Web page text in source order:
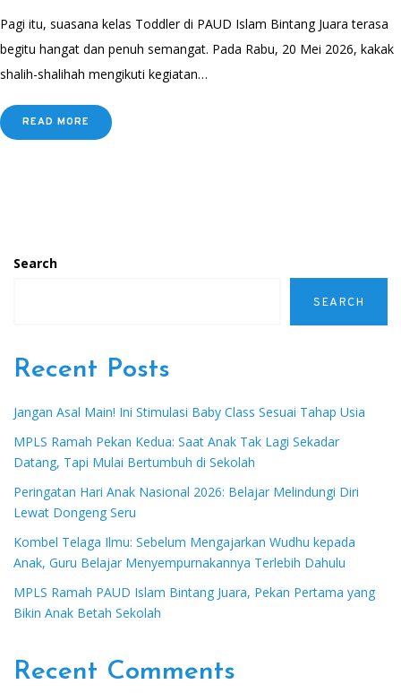
Pagi itu, suasana kelas Toddler di PAUD Islam Bintang Juara terasa
begitu hangat dan penuh semangat. Pada Rabu, 20 Mei 2026, kakak
shalih-shalihah mengikuti kegiatan…
READ MORE
Search
SEARCH
Recent Posts
Jangan Asal Main! Ini Stimulasi Baby Class Sesuai Tahap Usia
MPLS Ramah Pekan Kedua: Saat Anak Tak Lagi Sekadar
Datang, Tapi Mulai Bertumbuh di Sekolah
Peringatan Hari Anak Nasional 2026: Belajar Melindungi Diri
Lewat Dongeng Seru
Kombel Telaga Ilmu: Sebelum Mengajarkan Wudhu kepada
Anak, Guru Belajar Menyempurnakannya Terlebih Dahulu
MPLS Ramah PAUD Islam Bintang Juara, Pekan Pertama yang
Bikin Anak Betah Sekolah
Recent Comments